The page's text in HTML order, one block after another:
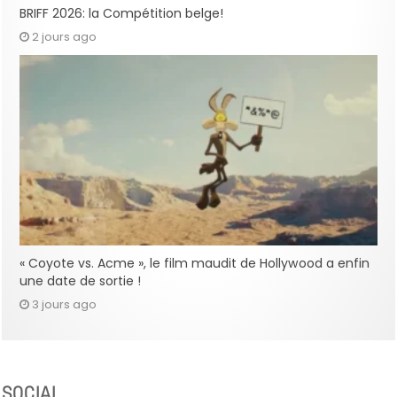
BRIFF 2026: la Compétition belge!
2 jours ago
« Coyote vs. Acme », le film maudit de Hollywood a enfin
une date de sortie !
3 jours ago